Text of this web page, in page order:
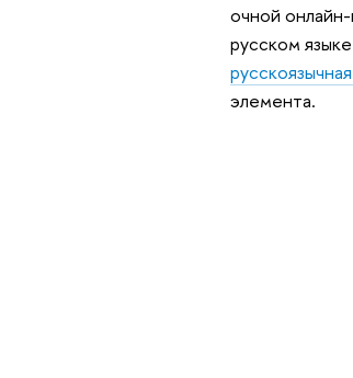
очной
русском
элемента.